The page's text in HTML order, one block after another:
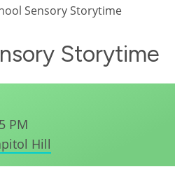
de ayuda a la
Sensory Storytime
Storytime
PM
Hill